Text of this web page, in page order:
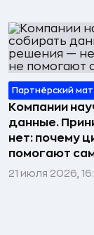
Партнёрский
Компании
данные.
нет: почему
помогают
21 июля 2026,